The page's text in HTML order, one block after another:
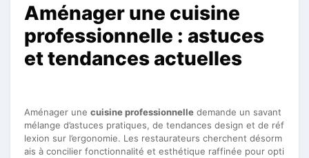
Aménager une cuisine
professionnelle : astuces
et tendances actuelles
Aménager une cuisine professionnelle demande un savant
mélange d’astuces pratiques, de tendances design et de réf
lexion sur l’ergonomie. Les restaurateurs cherchent désorm
ais à concilier fonctionnalité et esthétique raffinée pour opti